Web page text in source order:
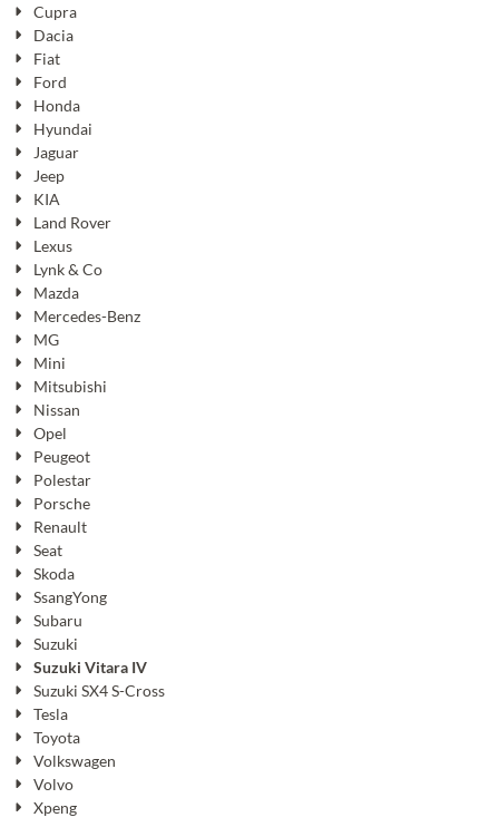
Cupra
Dacia
Fiat
Ford
Honda
Hyundai
Jaguar
Jeep
KIA
Land Rover
Lexus
Lynk & Co
Mazda
Mercedes-Benz
MG
Mini
Mitsubishi
Nissan
Opel
Peugeot
Polestar
Porsche
Renault
Seat
Skoda
SsangYong
Subaru
Suzuki
Suzuki Vitara IV
Suzuki SX4 S-Cross
Tesla
Toyota
Volkswagen
Volvo
Xpeng